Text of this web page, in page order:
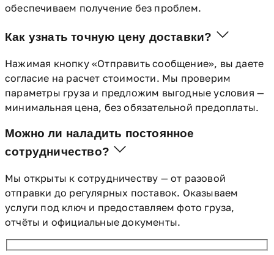
обеспечиваем получение без проблем.
Как узнать точную цену доставки?
Нажимая кнопку «Отправить сообщение», вы даете
согласие на расчет стоимости. Мы проверим
параметры груза и предложим выгодные условия —
минимальная цена, без обязательной предоплаты.
Можно ли наладить постоянное
сотрудничество?
Мы открыты к сотрудничеству — от разовой
отправки до регулярных поставок. Оказываем
услуги под ключ и предоставляем фото груза,
отчёты и официальные документы.